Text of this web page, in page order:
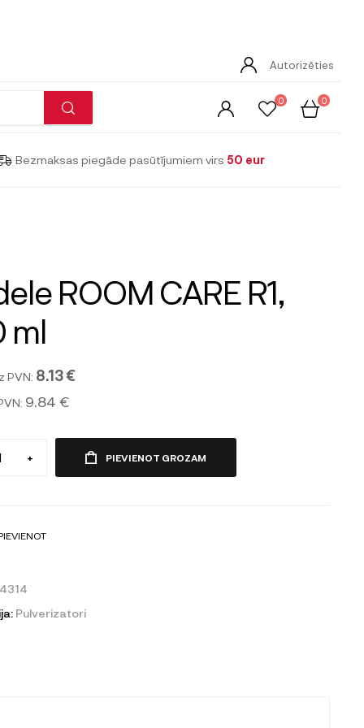
Autorizēties
0 0
Bezmaksas piegāde pasūtījumiem virs 50 eur
ROOM CARE R1,
ml
PVN: 8.13 €
9.84 €
+ PIEVIENOT GROZAM
Pulverizatori